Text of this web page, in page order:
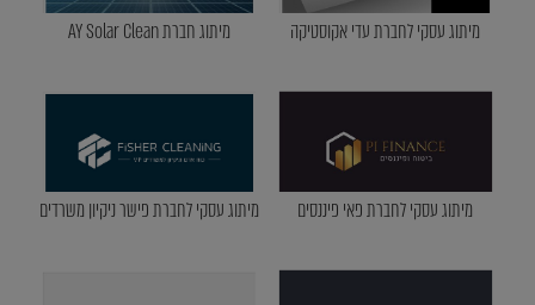
מיתוג עסקי לחברת עדי אקוסטיקה מיתוג חברת AY Solar Clean
מיתוג עסקי לחברת פאי פיננסים מיתוג עסקי לחברת פישר ניקיון משרדים